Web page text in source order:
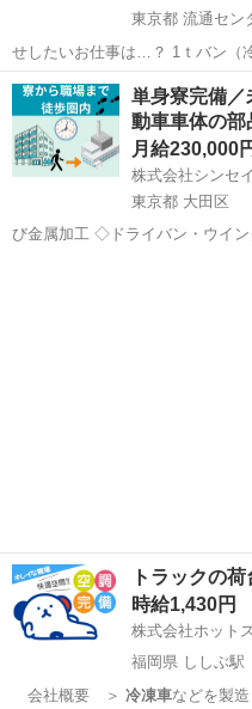
東京都 流通セン
せしたいお仕事は…？ 1ｔバン（
や雑貨などのル…
東京 大田区 流通センタ
単身寮完備／
動車車体の
月給230,000
株式会社シンセイ
東京都 大田区
び金属加工 ◇ドライバン・ウイン
トラックの
時給1,430円
株式会社ホット
福岡県 ししぶ駅
会社概要 ＞ 冷凍車などを製